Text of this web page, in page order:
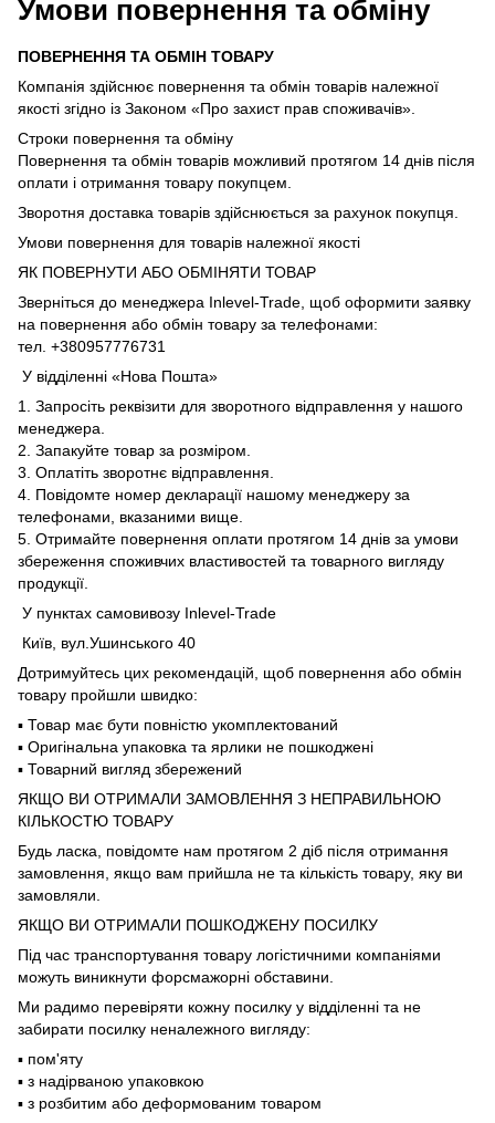
Умови повернення та обміну
ПОВЕРНЕННЯ ТА ОБМІН ТОВАРУ
Компанія здійснює повернення та обмін товарів належної
якості згідно із Законом «Про захист прав споживачів».
Строки повернення та обміну
Повернення та обмін товарів можливий протягом 14 днів після
оплати і отримання товару покупцем.
Зворотня доставка товарів здійснюється за рахунок покупця.
Умови повернення для товарів належної якості
ЯК ПОВЕРНУТИ АБО ОБМІНЯТИ ТОВАР
Зверніться до менеджера Inlevel-Trade, щоб оформити заявку
на повернення або обмін товару за телефонами:
тел. +380957776731
У відділенні «Нова Пошта»
1. Запросіть реквізити для зворотного відправлення у нашого
менеджера.
2. Запакуйте товар за розміром.
3. Оплатіть зворотнє відправлення.
4. Повідомте номер декларації нашому менеджеру за
телефонами, вказаними вище.
5. Отримайте повернення оплати протягом 14 днів за умови
збереження споживчих властивостей та товарного вигляду
продукції.
У пунктах самовивозу Inlevel-Trade
Київ, вул.Ушинського 40
Дотримуйтесь цих рекомендацій, щоб повернення або обмін
товару пройшли швидко:
▪️ Товар має бути повністю укомплектований
▪️ Оригінальна упаковка та ярлики не пошкоджені
▪️ Товарний вигляд збережений
ЯКЩО ВИ ОТРИМАЛИ ЗАМОВЛЕННЯ З НЕПРАВИЛЬНОЮ
КІЛЬКОСТЮ ТОВАРУ
Будь ласка, повідомте нам протягом 2 діб після отримання
замовлення, якщо вам прийшла не та кількість товару, яку ви
замовляли.
ЯКЩО ВИ ОТРИМАЛИ ПОШКОДЖЕНУ ПОСИЛКУ
Під час транспортування товару логістичними компаніями
можуть виникнути форсмажорні обставини.
Ми радимо перевіряти кожну посилку у відділенні та не
забирати посилку неналежного вигляду:
▪️ пом'яту
▪️ з надірваною упаковкою
▪️ з розбитим або деформованим товаром